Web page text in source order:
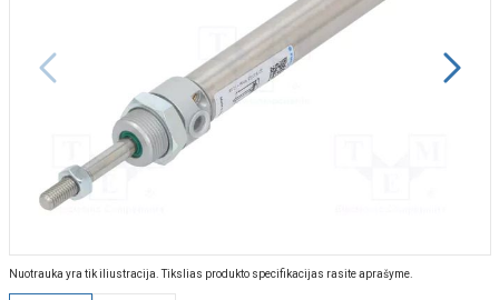
Nuotrauka yra tik iliustracija. Tikslias produkto specifikacijas rasite aprašyme.